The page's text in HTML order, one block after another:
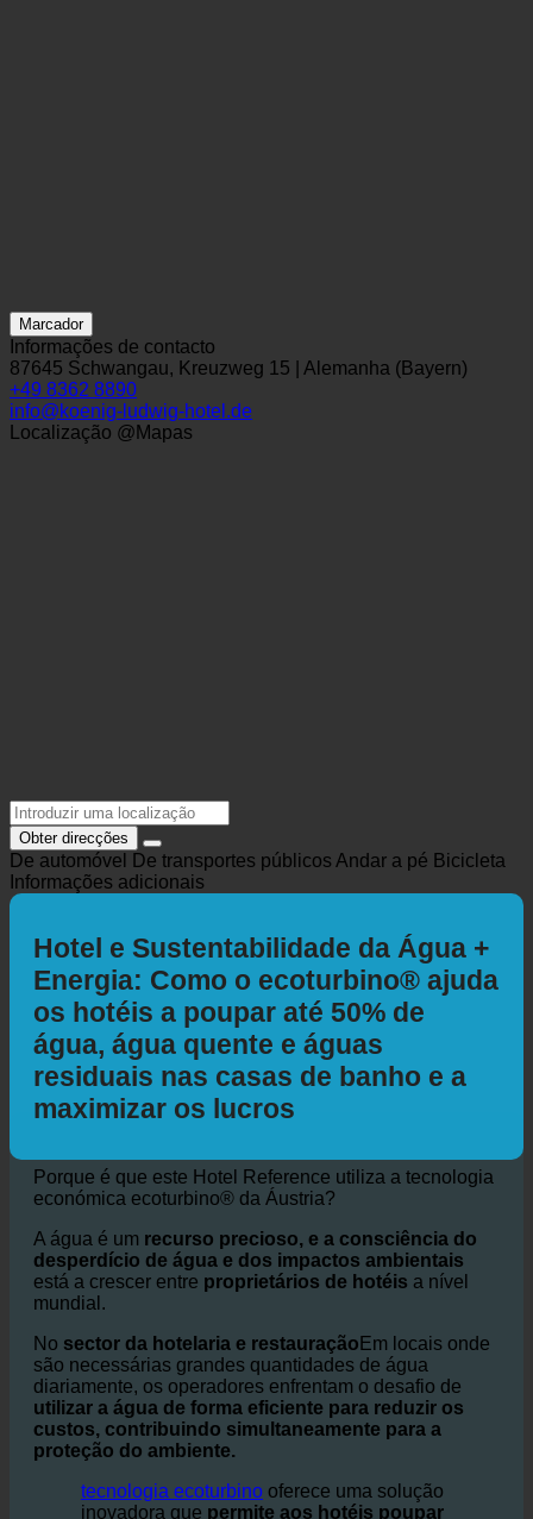
Marcador
Informações de contacto
87645 Schwangau, Kreuzweg 15 | Alemanha (Bayern)
+49 8362 8890
Obter direcções
Informações adicionais
Hotel e Sustentabilidade da Água +
Energia: Como o ecoturbino® ajuda
os hotéis a poupar até 50% de
água, água quente e águas
maximizar os lucros
Porque é que este Hotel Reference utiliza a tecnologia
económica ecoturbino® da Áustria?
A água é umrecurso precioso, e a consciência do
desperdício de água e dos impactos ambientais
está a crescer entreproprietários de hotéisa nível
mundial.
Nosector da hotelaria e restauraçãoEm locais onde
são necessárias grandes quantidades de água
diariamente, os operadores enfrentam o desafio de
utilizar a água de forma eficiente para reduzir os
custos, contribuindo simultaneamente para a
proteção do ambiente.